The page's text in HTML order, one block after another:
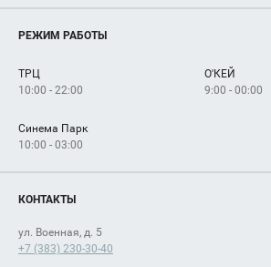
Магазины
Услуги
Рекламодателям
Как добраться
РЕЖИМ РАБОТЫ
ТРЦ
10:00 - 22:00
О'КЕЙ
9:00 - 00:00
Синема Парк
10:00 - 03:00
КОНТАКТЫ
ул. Военная, д. 5
+7 (383) 230-30-40